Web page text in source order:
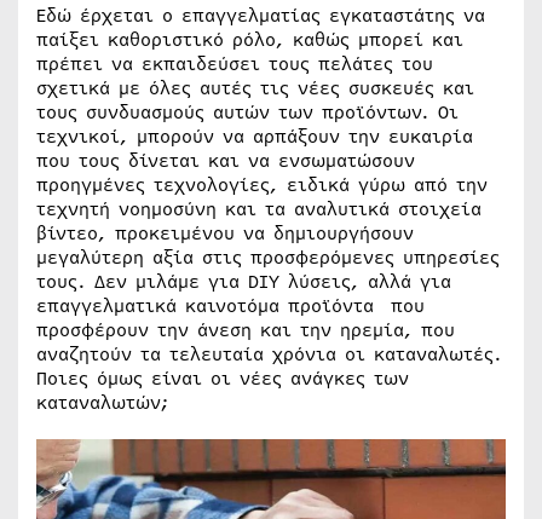
Εδώ έρχεται ο επαγγελματίας εγκαταστάτης να
παίξει καθοριστικό ρόλο, καθώς μπορεί και
πρέπει να εκπαιδεύσει τους πελάτες του
σχετικά με όλες αυτές τις νέες συσκευές και
τους συνδυασμούς αυτών των προϊόντων. Οι
τεχνικοί, μπορούν να αρπάξουν την ευκαιρία
που τους δίνεται και να ενσωματώσουν
προηγμένες τεχνολογίες, ειδικά γύρω από την
τεχνητή νοημοσύνη και τα αναλυτικά στοιχεία
βίντεο, προκειμένου να δημιουργήσουν
μεγαλύτερη αξία στις προσφερόμενες υπηρεσίες
τους. Δεν μιλάμε για DIY λύσεις, αλλά για
επαγγελματικά καινοτόμα προϊόντα που
προσφέρουν την άνεση και την ηρεμία, που
αναζητούν τα τελευταία χρόνια οι καταναλωτές.
Ποιες όμως είναι οι νέες ανάγκες των
καταναλωτών;